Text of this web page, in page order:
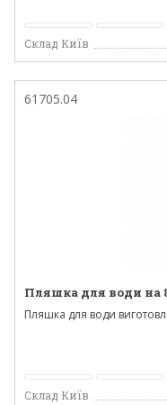
Склад Київ
61705.04
Пляшка для води на
Пляшка для води
Склад Київ